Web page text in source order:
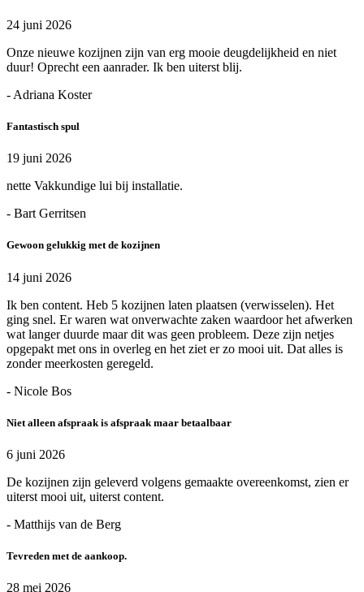
24 juni 2026
Onze nieuwe kozijnen zijn van erg mooie deugdelijkheid en niet
duur! Oprecht een aanrader. Ik ben uiterst blij.
- Adriana Koster
Fantastisch spul
19 juni 2026
nette Vakkundige lui bij installatie.
- Bart Gerritsen
Gewoon gelukkig met de kozijnen
14 juni 2026
Ik ben content. Heb 5 kozijnen laten plaatsen (verwisselen). Het
ging snel. Er waren wat onverwachte zaken waardoor het afwerken
wat langer duurde maar dit was geen probleem. Deze zijn netjes
opgepakt met ons in overleg en het ziet er zo mooi uit. Dat alles is
zonder meerkosten geregeld.
- Nicole Bos
Niet alleen afspraak is afspraak maar betaalbaar
6 juni 2026
De kozijnen zijn geleverd volgens gemaakte overeenkomst, zien er
uiterst mooi uit, uiterst content.
- Matthijs van de Berg
Tevreden met de aankoop.
28 mei 2026